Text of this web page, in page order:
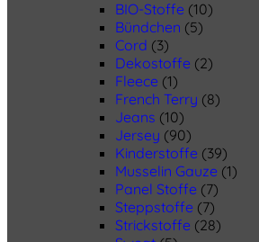
BIO-Stoffe (10)
Bündchen (5)
Cord (3)
Dekostoffe (2)
Fleece (1)
French Terry (8)
Jeans (10)
Jersey (90)
Kinderstoffe (39)
Musselin Gauze (1)
Panel Stoffe (7)
Steppstoffe (7)
Strickstoffe (28)